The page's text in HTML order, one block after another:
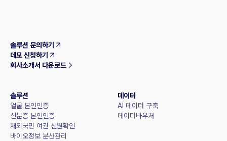
솔루션 문의하기
데모 신청하기
회사소개서 다운로드
솔루션
얼굴 본인인증
신분증 본인인증
재외국민 여권 신원확인
바이오정보 분산관리
데이터
AI 데이터 구축
데이터바우처